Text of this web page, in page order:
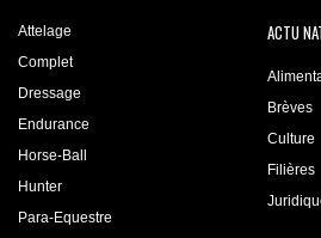
Attelage
Complet
Dressage
Endurance
Horse-Ball
Hunter
Para-Equestre
ACTU
Brèves
Culture
Filières